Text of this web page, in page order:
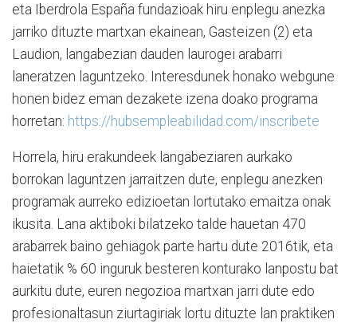
eta Iberdrola España fundazioak hiru enplegu anezka
jarriko dituzte martxan ekainean, Gasteizen (2) eta
Laudion, langabezian dauden laurogei arabarri
laneratzen laguntzeko. Interesdunek honako webgune
honen bidez eman dezakete izena doako programa
horretan: https://hubsempleabilidad.com/inscribete
Horrela, hiru erakundeek langabeziaren aurkako
borrokan laguntzen jarraitzen dute, enplegu anezken
programak aurreko edizioetan lortutako emaitza onak
ikusita. Lana aktiboki bilatzeko talde hauetan 470
arabarrek baino gehiagok parte hartu dute 2016tik, eta
haietatik % 60 inguruk besteren konturako lanpostu bat
aurkitu dute, euren negozioa martxan jarri dute edo
profesionaltasun ziurtagiriak lortu dituzte lan praktiken